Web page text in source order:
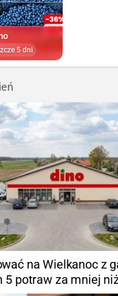
5 dni
na Wielkanoc z
5 potraw za mniej